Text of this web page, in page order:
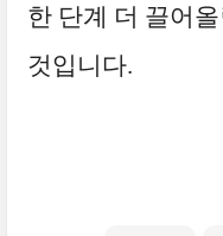
한 단계 더 끌어
것입니다.